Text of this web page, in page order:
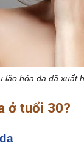
lão hóa da đã xuất
ở tuổi 30?